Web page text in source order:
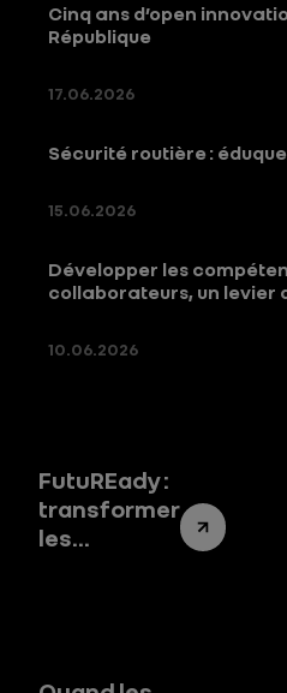
Cinq ans d’open
République
17.06.2026
Sécurité routière :
15.06.2026
Développer les
collaborateurs, un levier
10.06.2026
FutuREady :
transformer
les
performance